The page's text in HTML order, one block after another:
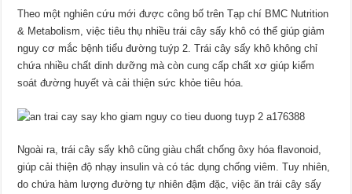
Theo một nghiên cứu mới được công bố trên Tạp chí BMC Nutrition
& Metabolism, việc tiêu thụ nhiều trái cây sấy khô có thể giúp giảm
nguy cơ mắc bệnh tiểu đường tuýp 2. Trái cây sấy khô không chỉ
chứa nhiều chất dinh dưỡng mà còn cung cấp chất xơ giúp kiểm
soát đường huyết và cải thiện sức khỏe tiêu hóa.
Ngoài ra, trái cây sấy khô cũng giàu chất chống ôxy hóa flavonoid,
giúp cải thiện độ nhạy insulin và có tác dụng chống viêm. Tuy nhiên,
do chứa hàm lượng đường tự nhiên đậm đặc, việc ăn trái cây sấy